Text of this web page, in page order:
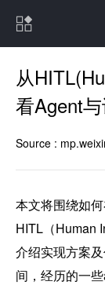
从
看Agent
Source :
本文将围绕如
HITL（Human
介绍实现方案
间，经历的一